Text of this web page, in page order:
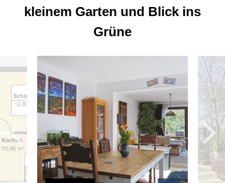
kleinem Garten und Blick ins
Grüne